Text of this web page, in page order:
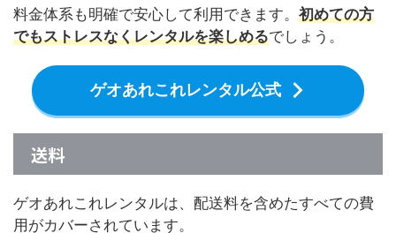
料金体系も明確で安心して利用できます。 初めての方
でもストレスなくレンタルを楽しめるでしょう。
ゲオあれこれレンタル公式
送料
ゲオあれこれレンタルは、配送料を含めたすべての費
用がカバーされています。